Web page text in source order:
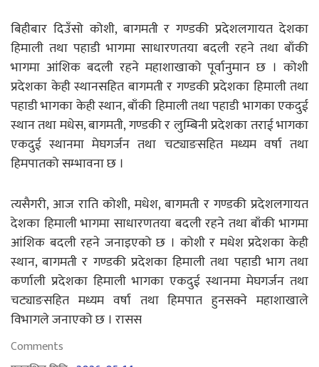
बिहीबार दिउँसो कोशी, बागमती र गण्डकी प्रदेशलगायत देशका
हिमाली तथा पहाडी भागमा साधारणतया बदली रहने तथा बाँकी
भागमा आंशिक बदली रहने महाशाखाको पूर्वानुमान छ । कोशी
प्रदेशका केही स्थानसहित बागमती र गण्डकी प्रदेशका हिमाली तथा
पहाडी भागका केही स्थान, बाँकी हिमाली तथा पहाडी भागका एकदुई
स्थान तथा मधेस, बागमती, गण्डकी र लुम्बिनी प्रदेशका तराई भागका
एकदुई स्थानमा मेघगर्जन तथा चट्याङसहित मध्यम वर्षा तथा
हिमपातको सम्भावना छ ।
त्यसैगरी, आज राति कोशी, मधेश, बागमती र गण्डकी प्रदेशलगायत
देशका हिमाली भागमा साधारणतया बदली रहने तथा बाँकी भागमा
आंशिक बदली रहने जनाइएको छ । कोशी र मधेश प्रदेशका केही
स्थान, बागमती र गण्डकी प्रदेशका हिमाली तथा पहाडी भाग तथा
कर्णाली प्रदेशका हिमाली भागका एकदुई स्थानमा मेघगर्जन तथा
चट्याङसहित मध्यम वर्षा तथा हिमपात हुनसक्ने महाशाखाले
विभागले जनाएको छ । रासस
Comments